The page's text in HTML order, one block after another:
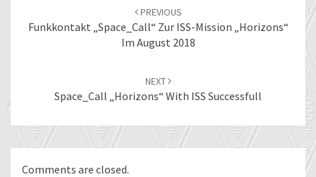
PREVIOUS
Funkkontakt „Space_Call“ Zur ISS-Mission „Horizons“
Im August 2018
NEXT
Space_Call „Horizons“ With ISS Successfull
Comments are closed.